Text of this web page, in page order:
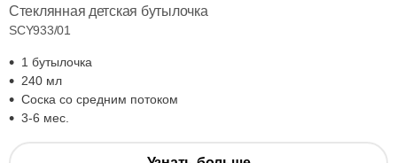
Стеклянная детская бутылочка
SCY933/01
1 бутылочка
240 мл
Соска со средним потоком
3-6 мес.